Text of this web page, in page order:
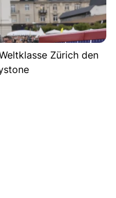
Zürich den